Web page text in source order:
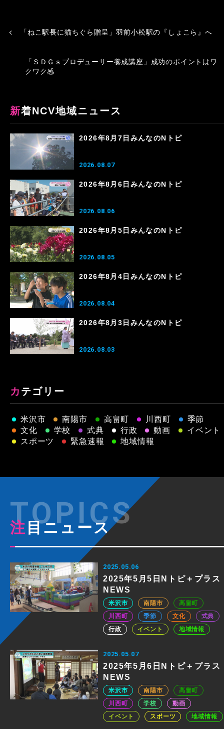
「ねこ駅長に猫ちぐら贈呈」羽前小松駅の『しょこら』へ
「ＳＤＧｓプロデューサー養成講座」成功のポイントはワ
クワク感
新着NCV地域ニュース
2026年8月7日みんなのNトピ
2026.08.07
2026年8月6日みんなのNトピ
2026.08.06
2026年8月5日みんなのNトピ
2026.08.05
2026年8月4日みんなのNトピ
2026.08.04
2026年8月3日みんなのNトピ
2026.08.03
カテゴリー
米沢市 南陽市 高畠町 川西町
季節
文化
学校 式典 行政 動画
イベント
スポーツ
緊急速報 地域情報
注目ニュース
2025.05.06
2025年5月5日Nトピ＋プラス
NEWS
米沢市 南陽市
高畠町
川西町
季節 文化
式典
行政
イベント 地域情報
2025.05.07
2025年5月6日Nトピ＋プラス
NEWS
米沢市 南陽市
高畠町
川西町
学校
動画
イベント
スポーツ 地域情報